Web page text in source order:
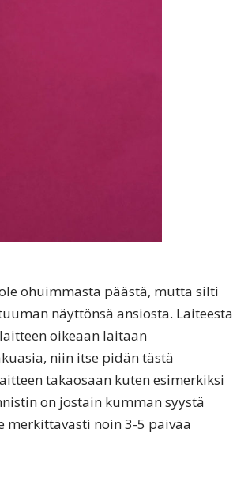
ohuimmasta päästä, mutta silti
näyttönsä ansiosta. Laiteesta
oikeaan laitaan
niin itse pidän tästä
takaosaan kuten esimerkiksi
on jostain kumman syystä
merkittävästi noin 3-5 päivää